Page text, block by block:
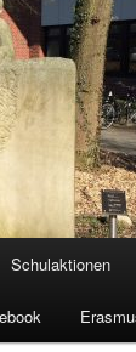
Schulaktionen